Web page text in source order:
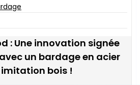
: Une innovation signée
un bardage en acier
imitation bois !